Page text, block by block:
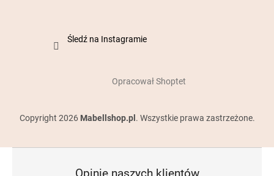
Śledź na Instagramie
Opracował Shoptet
Copyright 2026 Mabellshop.pl . Wszystkie prawa zastrzeżone.